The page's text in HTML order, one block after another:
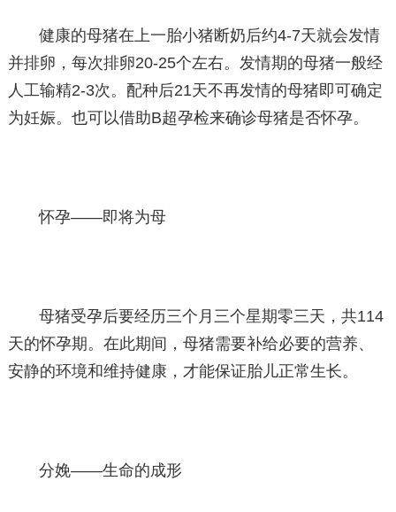
健康的母猪在上一胎小猪断奶后约4-7天就会发情
并排卵，每次排卵20-25个左右。发情期的母猪一般经
人工输精2-3次。配种后21天不再发情的母猪即可确定
为妊娠。也可以借助B超孕检来确诊母猪是否怀孕。
怀孕——即将为母
母猪受孕后要经历三个月三个星期零三天，共114
天的怀孕期。在此期间，母猪需要补给必要的营养、
安静的环境和维持健康，才能保证胎儿正常生长。
分娩——生命的成形